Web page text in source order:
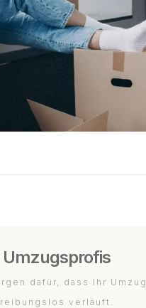
Umzugsprofis
dafür, dass Ihr Umzug
reibungslos verläuft.